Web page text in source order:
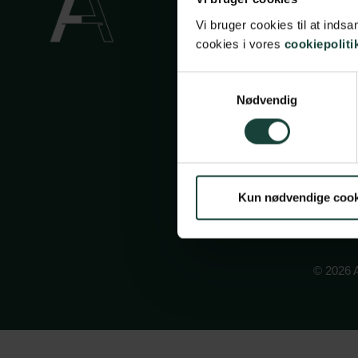
Vi bruger cookies til at
cookies i vores
Nødvendig
Kun nødvendige
© 2026